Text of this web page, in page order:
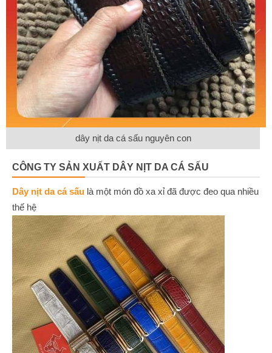
dây nịt da cá sấu nguyên con
CÔNG TY SẢN XUẤT DÂY NỊT DA CÁ SẤU
Dây nịt da cá sấu là một món đồ xa xỉ đã được đeo qua nhiều
thế hệ